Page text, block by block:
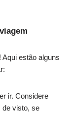
estão alguns
ir. Considere
de visto, se